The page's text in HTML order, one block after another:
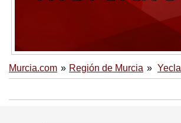
Murcia.com Región de Murcia Yecla